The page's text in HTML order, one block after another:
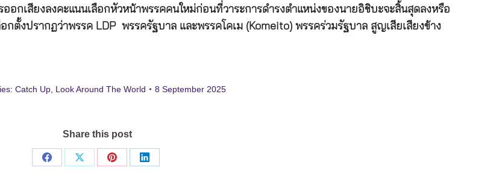
อกเสียงลงคะแนนเลือกหัวหน้าพรรคคนใหม่ก่อนที่วาระการดำรงตำแหน่งของนายอิชิบะจะสิ้นสุดลงหรือ
ตั้งปรากฏว่าพรรค LDP พรรครัฐบาล และพรรคโคเม (Komeito) พรรคร่วมรัฐบาล สูญเสียเสียงข้าง
Catch Up, Look Around The World 8 September 2025
Share this post
Share
Share
Share
Share